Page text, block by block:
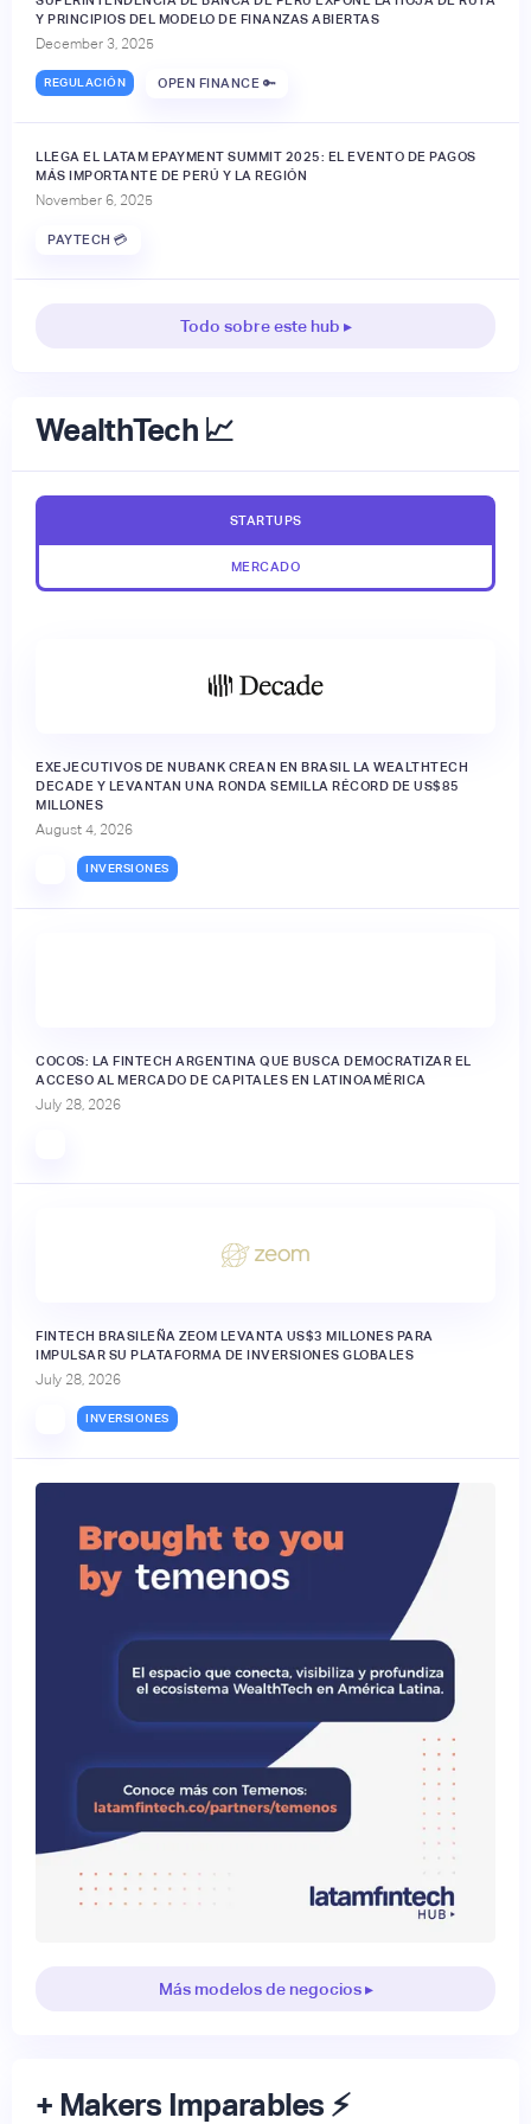
Y PRINCIPIOS DEL MODELO DE FINANZAS ABIERTAS
December 3, 2025
REGULACIÓN OPEN FINANCE 🔑
LLEGA EL LATAM EPAYMENT SUMMIT 2025: EL EVENTO DE PAGOS
MÁS IMPORTANTE DE PERÚ Y LA REGIÓN
November 6, 2025
PAYTECH 💳
Todo sobre este hub ▸
WealthTech 📈
STARTUPS
MERCADO
EXEJECUTIVOS DE NUBANK CREAN EN BRASIL LA WEALTHTECH
DECADE Y LEVANTAN UNA RONDA SEMILLA RÉCORD DE US$85
MILLONES
August 4, 2026
INVERSIONES
COCOS: LA FINTECH ARGENTINA QUE BUSCA DEMOCRATIZAR EL
ACCESO AL MERCADO DE CAPITALES EN LATINOAMÉRICA
July 28, 2026
FINTECH BRASILEÑA ZEOM LEVANTA US$3 MILLONES PARA
IMPULSAR SU PLATAFORMA DE INVERSIONES GLOBALES
July 28, 2026
INVERSIONES
Más modelos de negocios ▸
+ Makers Imparables ⚡